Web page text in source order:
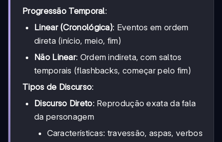
Progressão Temporal:
Linear (Cronológica): Eventos em ordem
direta (início, meio, fim)
Não Linear: Ordem indireta, com saltos
temporais (flashbacks, começar pelo fim)
Tipos de Discurso:
Discurso Direto: Reprodução exata da fala
da personagem
Características: travessão, aspas, verbos